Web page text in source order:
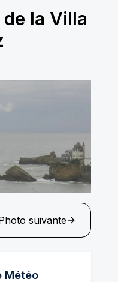
la Villa
suivante
Météo